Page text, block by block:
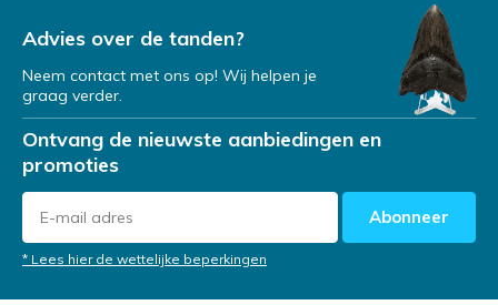
Advies over de tanden?
Neem contact met ons op! Wij helpen je
graag verder.
Ontvang de nieuwste aanbiedingen en
promoties
Abonneer
* Lees hier de wettelijke beperkingen